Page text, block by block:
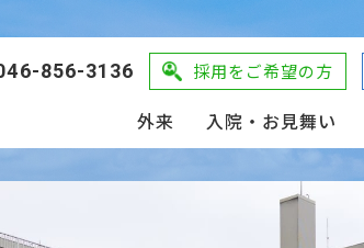
856-3136 採用をご希望の方
外来 入院・お見舞い